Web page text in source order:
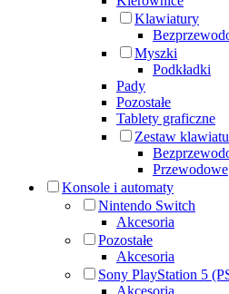
Klawiatury
Myszki
Podkładki
Pady
Pozostałe
Tablety graficzne
Zestaw
Przewodowe
Konsole i automaty
Nintendo Switch
Akcesoria
Pozostałe
Akcesoria
Sony PlayStation 5
Akcesoria